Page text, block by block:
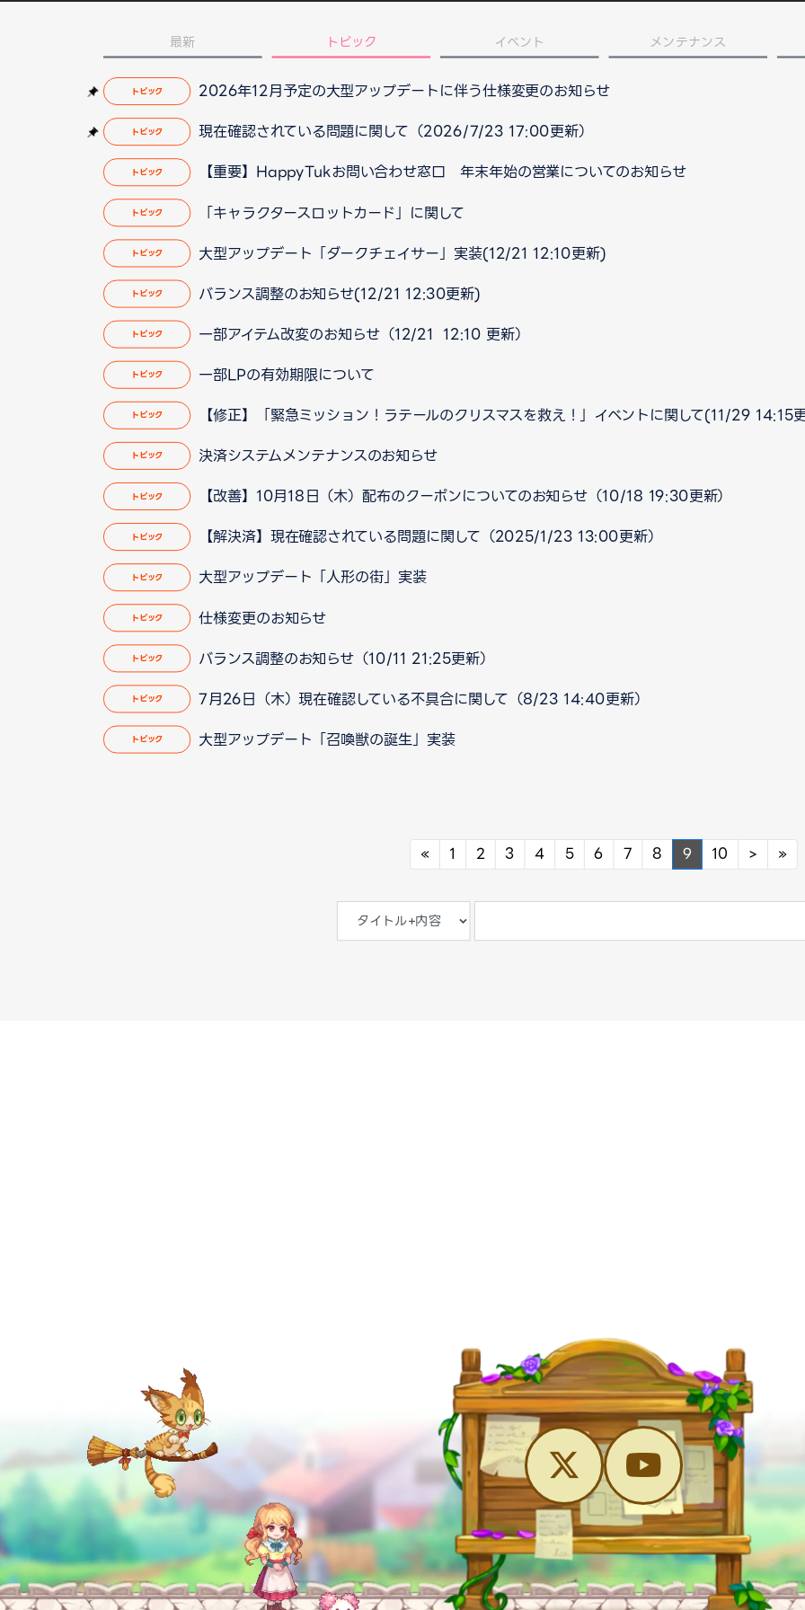
最新 トピック イベント メンテナンス
トピック 2026年12月予定の大型アップデートに伴う仕様変更のお知らせ
トピック 現在確認されている問題に関して（2026/7/23 17:00更新）
トピック 【重要】HappyTukお問い合わせ窓口 年末年始の営業についてのお知らせ
トピック 「キャラクタースロットカード」に関して
トピック 大型アップデート「ダークチェイサー」実装(12/21 12:10更新)
トピック バランス調整のお知らせ(12/21 12:30更新)
トピック 一部アイテム改変のお知らせ（12/21 12:10 更新）
トピック 一部LPの有効期限について
トピック 【修正】「緊急ミッション！ラテールのクリスマスを救え！」イベントに関して(11/29 14:15
トピック 決済システムメンテナンスのお知らせ
トピック 【改善】10月18日（木）配布のクーポンについてのお知らせ（10/18 19:30更新）
トピック 【解決済】現在確認されている問題に関して（2025/1/23 13:00更新）
トピック 大型アップデート「人形の街」実装
トピック 仕様変更のお知らせ
トピック バランス調整のお知らせ（10/11 21:25更新）
トピック 7月26日（木）現在確認している不具合に関して（8/23 14:40更新）
トピック 大型アップデート「召喚獣の誕生」実装
« Previous
1 2 3 4 5 6 7 8 9 10 > Next
»